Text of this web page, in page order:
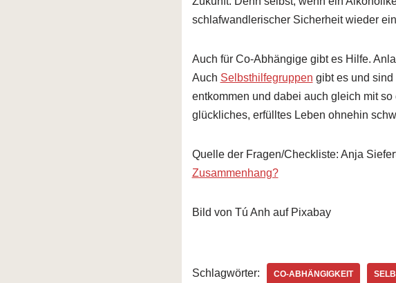
schlafwandlerischer Sicherheit wieder
Auch für Co-Abhängige gibt es Hilfe.
Auch Selbsthilfegruppen gibt es und
entkommen und dabei auch gleich mit
glückliches, erfülltes Leben ohnehin
Quelle der Fragen/Checkliste: Anja
Zusammenhang?
Bild von Tú Anh auf Pixabay
Schlagwörter: CO-ABHÄNGIGKEIT